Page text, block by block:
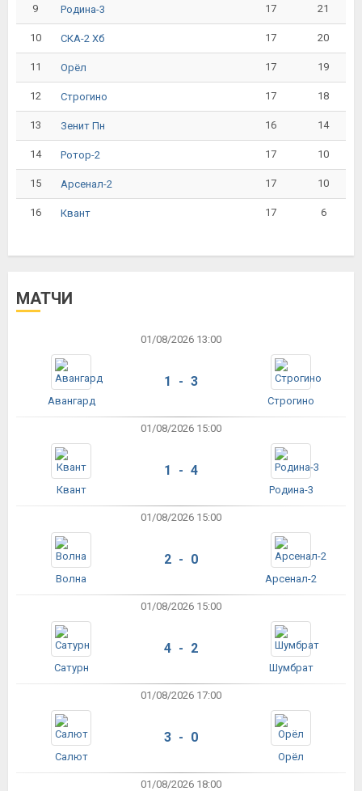
9 Родина-3 17 21
10 СКА-2 Хб 17 20
11 Орёл 17 19
12 Строгино 17 18
13 Зенит Пн 16 14
14 Ротор-2 17 10
15 Арсенал-2 17 10
16 Квант 17 6
МАТЧИ
01/08/2026 13:00
Авангард
1 - 3
Строгино
01/08/2026 15:00
Квант
1 - 4
Родина-3
01/08/2026 15:00
Волна
2 - 0
Арсенал-2
01/08/2026 15:00
Сатурн
4 - 2
Шумбрат
01/08/2026 17:00
Салют
3 - 0
Орёл
01/08/2026 18:00